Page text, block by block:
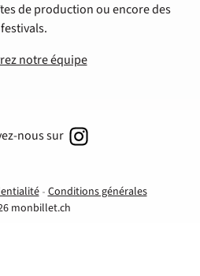
de production ou encore des
festivals.
notre équipe
Conditions générales
monbillet.ch
nous sur